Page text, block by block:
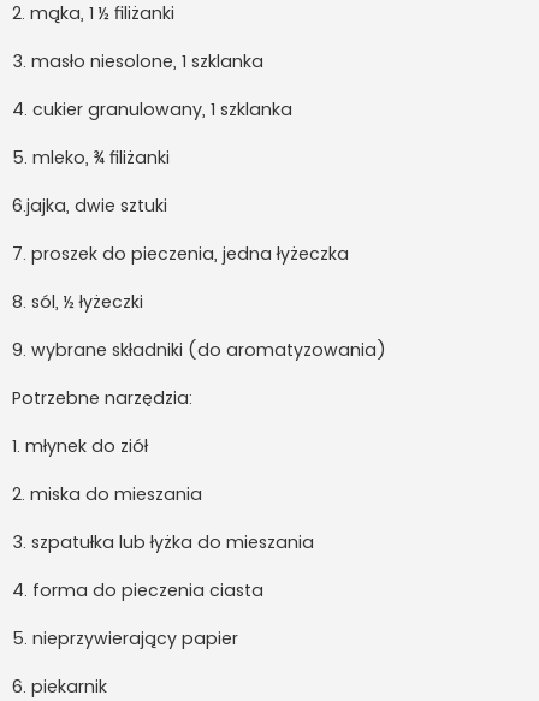
2. mąka, 1 ½ filiżanki
3. masło niesolone, 1 szklanka
4. cukier granulowany, 1 szklanka
5. mleko, ¾ filiżanki
6.jajka, dwie sztuki
7. proszek do pieczenia, jedna łyżeczka
8. sól, ½ łyżeczki
9. wybrane składniki (do aromatyzowania)
Potrzebne narzędzia:
1. młynek do ziół
2. miska do mieszania
3. szpatułka lub łyżka do mieszania
4. forma do pieczenia ciasta
5. nieprzywierający papier
6. piekarnik